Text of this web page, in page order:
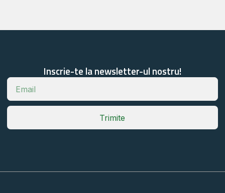
Inscrie-te la newsletter-ul nostru!
Trimite